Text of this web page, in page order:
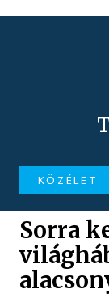
KÖZÉLET
Sorra